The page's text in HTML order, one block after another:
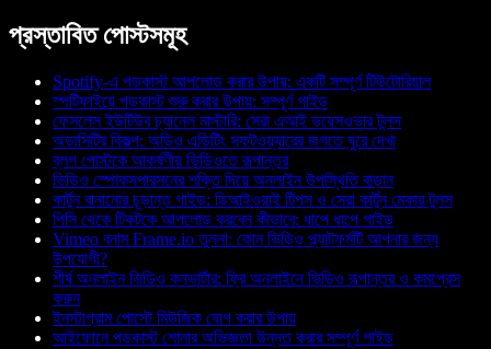
প্রস্তাবিত পোস্টসমূহ
Spotify-এ পডকাস্ট আপলোড করার উপায়: একটি সম্পূর্ণ টিউটোরিয়াল
স্পটিফাইয়ে পডকাস্ট শুরু করার উপায়: সম্পূর্ণ গাইড
ফেসলেস ইউটিউব চ্যানেল মাস্টারি: সেরা এআই ভয়েসওভার টুলস
অডাসিটির বিকল্প: অডিও এডিটিং সফটওয়্যারের জগতে ঘুরে দেখা
ব্লগ পোস্টকে আকর্ষণীয় ভিডিওতে রূপান্তর
ভিডিও স্পোকসপারসনের শক্তি দিয়ে অনলাইন উপস্থিতি বাড়ান
কার্টুন বানানোর চূড়ান্ত গাইড: ডিআইওয়াই টিপস ও সেরা কার্টুন মেকার টুলস
পিসি থেকে টিকটকে আপলোড করবেন কীভাবে: ধাপে ধাপে গাইড
Vimeo বনাম Frame.io তুলনা: কোন ভিডিও প্ল্যাটফর্মটি আপনার জন্য
উপযোগী?
শীর্ষ অনলাইন ভিডিও কনভার্টার: ফ্রি অনলাইনে ভিডিও রূপান্তর ও কমপ্রেস
করুন
ইনস্টাগ্রাম পোস্টে মিউজিক যোগ করার উপায়
আইফোনে পডকাস্ট শোনার অভিজ্ঞতা উন্নত করার সম্পূর্ণ গাইড